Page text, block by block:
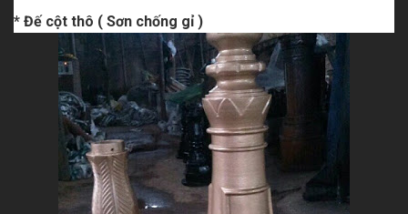
* Đế cột thô ( Sơn chống gỉ )